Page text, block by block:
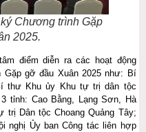
Chương trình Gặp
2025.
điểm diễn ra các hoạt động
Gặp gỡ đầu Xuân 2025 như: Bí
thư Khu ủy Khu tự trị dân tộc
tỉnh: Cao Bằng, Lạng Sơn, Hà
Dân tộc Choang Quảng Tây;
nghị Ủy ban Công tác liên hợp